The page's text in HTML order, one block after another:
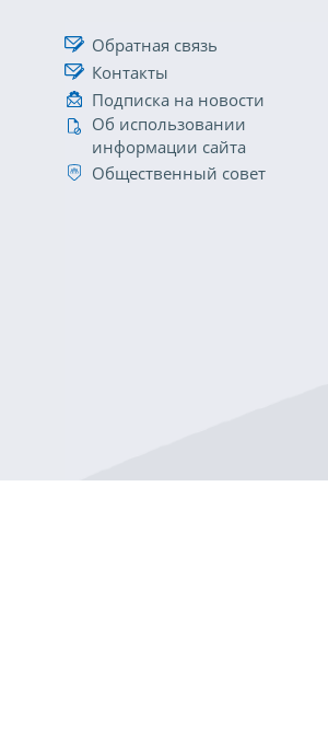
Обратная связь
Контакты
Подписка на новости
Об использовании
информации сайта
Общественный совет